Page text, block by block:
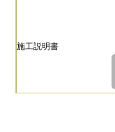
施工説明書